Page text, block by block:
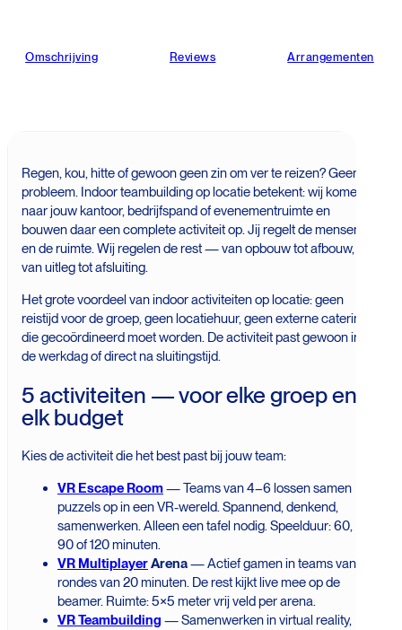
Omschrijving Reviews Arrangementen
Regen, kou, hitte of gewoon geen zin om ver te reizen? Geen
probleem. Indoor teambuilding op locatie betekent: wij komen
naar jouw kantoor, bedrijfspand of evenementruimte en
bouwen daar een complete activiteit op. Jij regelt de mensen
en de ruimte. Wij regelen de rest — van opbouw tot afbouw,
van uitleg tot afsluiting.
Het grote voordeel van indoor activiteiten op locatie: geen
reistijd voor de groep, geen locatiehuur, geen externe catering
die gecoördineerd moet worden. De activiteit past gewoon in
de werkdag of direct na sluitingstijd.
5 activiteiten — voor elke groep en
elk budget
Kies de activiteit die het best past bij jouw team:
VR Escape Room— Teams van 4–6 lossen samen
puzzels op in een VR-wereld. Spannend, denkend,
samenwerken. Alleen een tafel nodig. Speelduur: 60,
90 of 120 minuten.
VR MultiplayerArena— Actief gamen in teams van 4,
rondes van 20 minuten. De rest kijkt live mee op de
beamer. Ruimte: 5×5 meter vrij veld per arena.
VR Teambuilding — Samenwerken in virtual reality,